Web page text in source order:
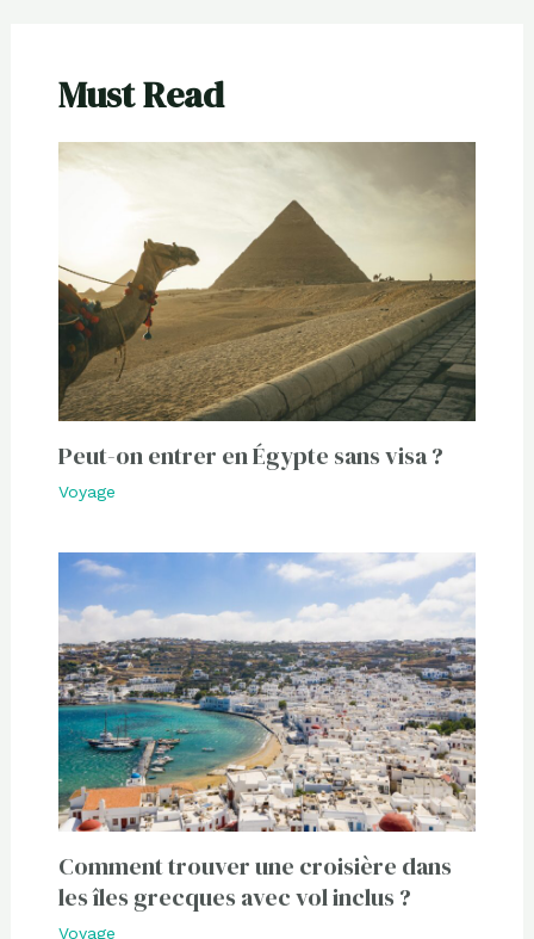
Must Read
Peut-on entrer en Égypte sans visa ?
Voyage
Comment trouver une croisière dans
les îles grecques avec vol inclus ?
Voyage